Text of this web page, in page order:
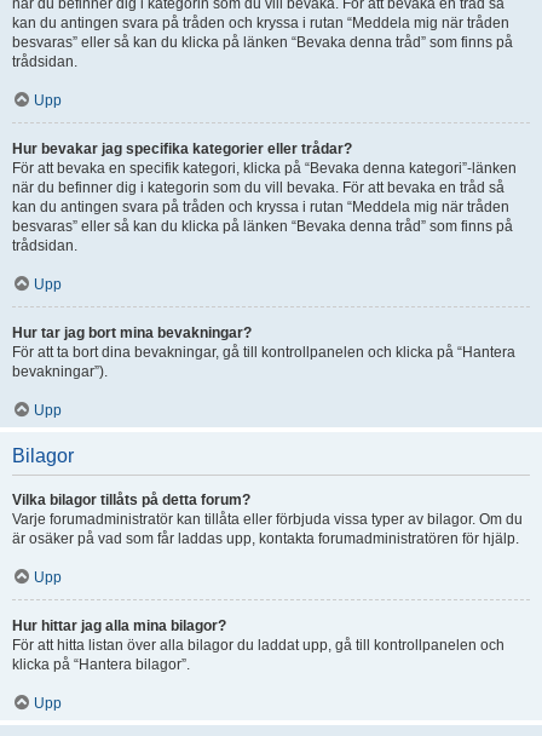
när du befinner dig i kategorin som du vill bevaka. För att bevaka en tråd så
kan du antingen svara på tråden och kryssa i rutan “Meddela mig när tråden
besvaras” eller så kan du klicka på länken “Bevaka denna tråd” som finns på
trådsidan.
Upp
Hur bevakar jag specifika kategorier eller trådar?
För att bevaka en specifik kategori, klicka på “Bevaka denna kategori”-länken
när du befinner dig i kategorin som du vill bevaka. För att bevaka en tråd så
kan du antingen svara på tråden och kryssa i rutan “Meddela mig när tråden
besvaras” eller så kan du klicka på länken “Bevaka denna tråd” som finns på
trådsidan.
Upp
Hur tar jag bort mina bevakningar?
För att ta bort dina bevakningar, gå till kontrollpanelen och klicka på “Hantera
bevakningar”).
Upp
Bilagor
Vilka bilagor tillåts på detta forum?
Varje forumadministratör kan tillåta eller förbjuda vissa typer av bilagor. Om du
är osäker på vad som får laddas upp, kontakta forumadministratören för hjälp.
Upp
Hur hittar jag alla mina bilagor?
För att hitta listan över alla bilagor du laddat upp, gå till kontrollpanelen och
klicka på “Hantera bilagor”.
Upp